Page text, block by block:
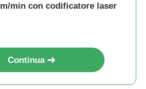
m/min con codificatore laser
Continua